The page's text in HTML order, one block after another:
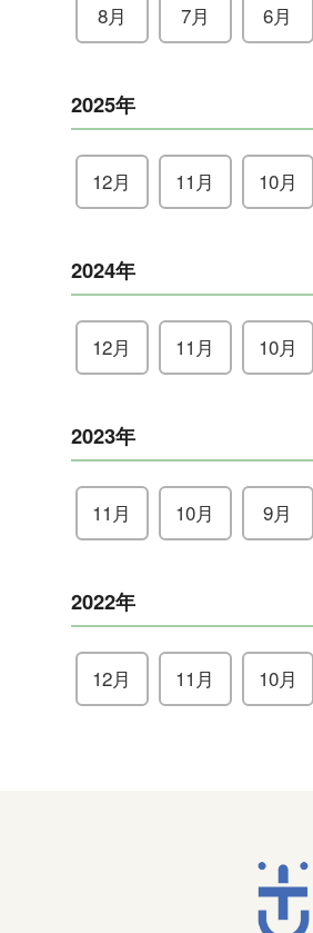
8月 7月 6月
2025年
12月 11月 10月
2024年
12月 11月 10月
2023年
11月 10月 9月
2022年
12月 11月 10月